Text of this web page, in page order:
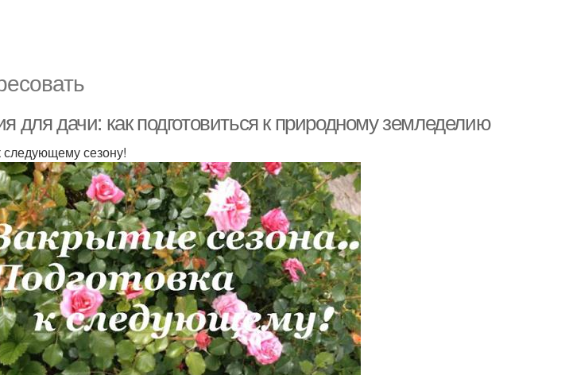
для дачи: как подготовиться к природному земледелию
следующему сезону!